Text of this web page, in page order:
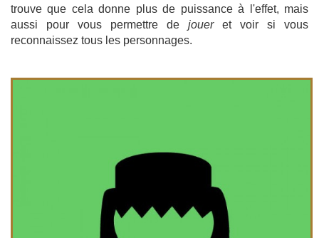
trouve que cela donne plus de puissance à l'effet, mais
aussi pour vous permettre de joueret voir si vous
reconnaissez tous les personnages.